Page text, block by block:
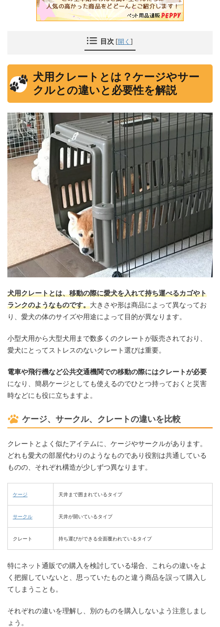
目次 [開く ]
犬用クレートとは？ケージやサー
クルとの違いと必要性を解説
犬用クレートとは、移動の際に愛犬を入れて持ち運べるカゴやト
ランクのようなものです。大きさや形は商品によって異なってお
り、愛犬の体のサイズや用途によって目的が異なります。
小型犬用から大型犬用まで数多くのクレートが販売されており、
愛犬にとってストレスのないクレート選びは重要。
電車や飛行機など公共交通機関での移動の際にはクレートが必要
になり、簡易ケージとしても使えるのでひとつ持っておくと災害
時などにも役に立ちますよ。
ケージ、サークル、クレートの違いを比較
クレートとよく似たアイテムに、ケージやサークルがあります。
どれも愛犬の部屋代わりのようなものであり役割は共通している
ものの、それぞれ構造が少しずつ異なります。
ケージ 天井まで囲まれているタイプ
サークル 天井が開いているタイプ
クレート 持ち運びができる全面覆われているタイプ
特にネット通販での購入を検討している場合、これらの違いをよ
く把握していないと、思っていたものと違う商品を誤って購入し
てしまうことも。
それぞれの違いを理解し、別のものを購入しないよう注意しまし
ょう。